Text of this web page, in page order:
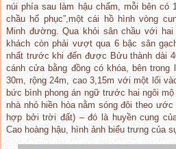
núi phía sau làm hậu chẩm, mỗi bên có
chầu hổ phục”,một cái hồ hình vòng
Minh đường. Qua khỏi sân chầu với
khách còn phải vượt qua 6 bậc sân
nhất trước khi đến được Bửu thành dài
cánh cửa bằng đồng có khóa, bên trong
30m, rộng 24m, cao 3,15m với một lối
bức bình phong án ngữ trước hai ngôi
nhà nhỏ hiền hòa nằm sóng đôi theo ước
hợp bởi trời đất) – đó là huyền cung
Cao hoàng hậu, hình ảnh biểu trưng của